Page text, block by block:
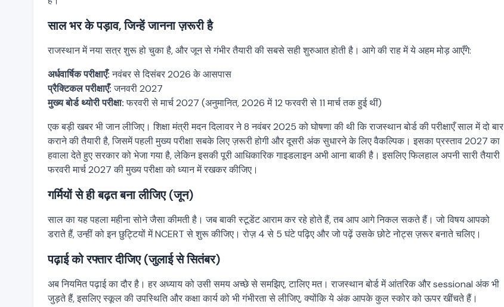
साल भर के पड़ाव, जिन्हें जानना ज़रूरी है
राजस्थान में नया सत्र शुरू हो चुका है, और जून से गंभीर तैयारी की सबसे सही शुरुआत होती है। आगे की राह में ये अहम मोड़ आएँगे:
अर्धवार्षिक परीक्षाएँ:नवंबर से दिसंबर 2026 के आसपास
प्रैक्टिकल परीक्षाएँ:जनवरी 2027
मुख्य बोर्ड थ्योरी परीक्षा:फरवरी से मार्च 2027 (अनुमानित, 2026 में 12 फरवरी से 11 मार्च तक हुई थीं)
एक बड़ी खबर भी जान लीजिए। शिक्षा मंत्री मदन दिलावर ने 8 नवंबर 2025 को घोषणा की थी कि राजस्थान बोर्ड की परीक्षाएँ साल में दो बार
कराने की तैयारी है, जिसमें पहली मुख्य परीक्षा सबके लिए ज़रूरी होगी और दूसरी अंक सुधारने के लिए वैकल्पिक। इसका प्रस्ताव 2027 का
हवाला देते हुए सरकार को भेजा गया है, लेकिन इसकी पूरी आधिकारिक गाइडलाइन अभी आना बाकी है। इसलिए फिलहाल अपनी सारी तैयारी
फरवरी मार्च 2027 की मुख्य परीक्षा को ध्यान में रखकर कीजिए।
गर्मियों से ही बढ़त बना लीजिए (जून)
साल का यह पहला महीना सोने जैसा कीमती है। जब बाकी स्टूडेंट आराम कर रहे होते हैं, तब आप आगे निकल सकते हैं। जो विषय आपको
डराते हैं, उन्हीं को इन छुट्टियों में NCERT से शुरू कीजिए। रोज़ 4 से 5 घंटे पढ़िए और जो पढ़ें उसके छोटे नोट्स ज़रूर बनाते चलिए।
पढ़ाई को रफ्तार दीजिए (जुलाई से सितंबर)
अब नियमित पढ़ाई का दौर है। हर अध्याय को उसी समय अच्छे से समझिए, टालिए मत। राजस्थान बोर्ड में आंतरिक और sessional अंक भी
जुड़ते हैं, इसलिए स्कूल की उपस्थिति और कक्षा कार्य को भी गंभीरता से लीजिए, क्योंकि ये अंक आपके कुल स्कोर को ऊपर खींचते हैं।